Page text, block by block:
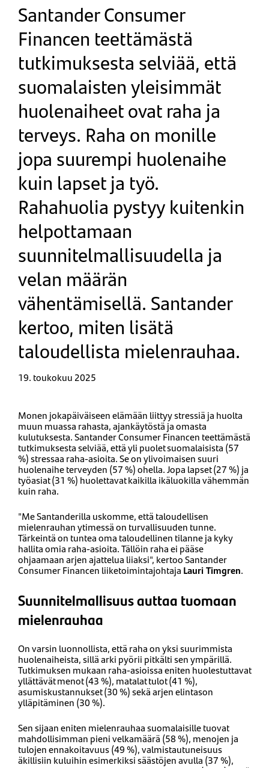
Santander Consumer
Financen teettämästä
tutkimuksesta selviää, että
suomalaisten yleisimmät
huolenaiheet ovat raha ja
terveys. Raha on monille
jopa suurempi huolenaihe
kuin lapset ja työ. ​​​​​
Rahahuolia pystyy kuitenkin
helpottamaan
suunnitelmallisuudella ja
velan määrän
vähentämisellä. Santander
kertoo, miten lisätä
taloudellista mielenrauhaa.​​
19. toukokuu 2025
Monen jokapäiväiseen elämään liittyy stressiä ja huolta
muun muassa rahasta, ajankäytöstä ja omasta
kulutuksesta. Santander Consumer Fina​​ncen teettämästä
tutkimuksesta selviää, että yli puolet suomalaisista (57
%) stressaa raha-asioita. Se on ylivoimaisen suuri
huolenaihe terveyden (57 %) ohella. Jopa lapset (27 %) ja
työasiat (31 %) huolettavat kaikilla ikäluokilla vähemmän
kuin raha.
"Me Santanderilla uskomme, että taloudellisen
mielenrauhan ytimessä on turvallisuuden tunne.
Tärkeintä on tuntea oma taloudellinen tilanne ja kyky
hallita omia raha-asioita. Tällöin raha ei pääse
ohjaamaan arjen ajattelua liiaksi", kertoo Santander
Consumer Financen liiketoimintajohtaja Lauri Timgren.
Suunnitelmallisuus auttaa tuomaan
mielenrauhaa
On varsin luonnollista, että raha on yksi suurimmista
huolenaiheista, sillä arki pyörii pitkälti sen ympärillä.
Tutkimuksen mukaan raha-asioissa eniten huolestuttavat
yllättävät menot (43 %), matalat tulot (41 %),
asumiskustannukset (30 %) sekä arjen elintason
ylläpitäminen (30 %).
Sen sijaan eniten mielenrauhaa suomalaisille tuovat
mahdollisimman pieni velkamäärä (58 %), menojen ja
tulojen ennakoitavuus (49 %), valmistautuneisuus
äkillisiin kuluihin esimerkiksi säästöjen avulla (37 %),